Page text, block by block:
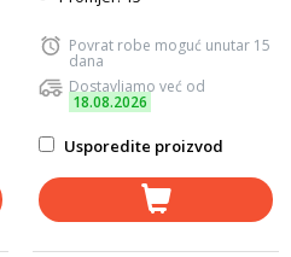
Povrat robe moguć unutar 15
dana
Dostavljamo već od
18.08.2026
Usporedite proizvod